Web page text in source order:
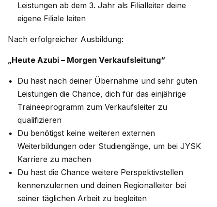
Leistungen ab dem 3. Jahr als Filialleiter deine
eigene Filiale leiten
Nach erfolgreicher Ausbildung:
„Heute Azubi – Morgen Verkaufsleitung“
Du hast nach deiner Übernahme und sehr guten
Leistungen die Chance, dich für das einjährige
Traineeprogramm zum Verkaufsleiter zu
qualifizieren
Du benötigst keine weiteren externen
Weiterbildungen oder Studiengänge, um bei JYSK
Karriere zu machen
Du hast die Chance weitere Perspektivstellen
kennenzulernen und deinen Regionalleiter bei
seiner täglichen Arbeit zu begleiten